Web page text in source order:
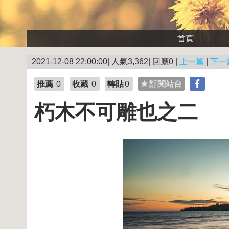
首頁
2021-12-08 22:00:00| 人氣3,362| 回應0 | 上一篇 下一
推薦 0 收藏 0 轉貼0 訂閱站台
朽木不可雕也之二